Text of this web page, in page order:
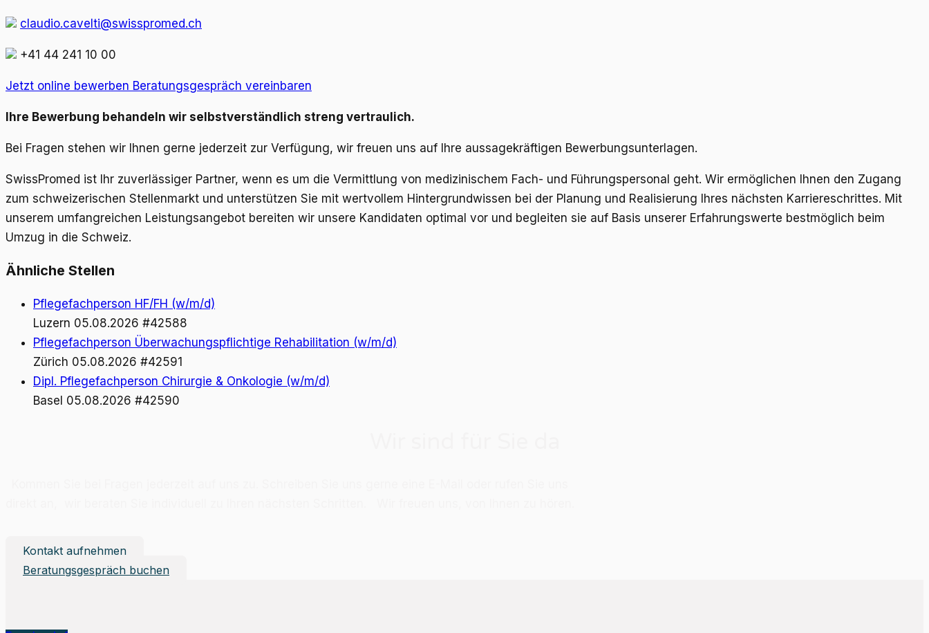
claudio.cavelti@swisspromed.ch
+41 44 241 10 00
Jetzt online bewerben Beratungsgespräch vereinbaren
Ihre Bewerbung behandeln wir selbstverständlich streng vertraulich.
Bei Fragen stehen wir Ihnen gerne jederzeit zur Verfügung, wir freuen uns auf Ihre aussagekräftigen Bewerbungsunterlagen.
SwissPromed ist Ihr zuverlässiger Partner, wenn es um die Vermittlung von medizinischem Fach- und Führungspersonal geht. Wir ermöglichen Ihnen den Zugang
zum schweizerischen Stellenmarkt und unterstützen Sie mit wertvollem Hintergrundwissen bei der Planung und Realisierung Ihres nächsten Karriereschrittes. Mit
unserem umfangreichen Leistungsangebot bereiten wir unsere Kandidaten optimal vor und begleiten sie auf Basis unserer Erfahrungswerte bestmöglich beim
Umzug in die Schweiz.
Ähnliche Stellen
Pflegefachperson HF/FH (w/m/d)
Luzern 05.08.2026 #42588
Pflegefachperson Überwachungspflichtige Rehabilitation (w/m/d)
Zürich 05.08.2026 #42591
Dipl. Pflegefachperson Chirurgie & Onkologie (w/m/d)
Basel 05.08.2026 #42590
Kontakt aufnehmen
Beratungsgespräch buchen